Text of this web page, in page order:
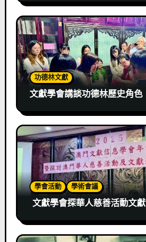
功德林文獻
文獻學會講談功德林歷史角色
學會活動 學術會議
文獻學會探華人慈善活動文獻